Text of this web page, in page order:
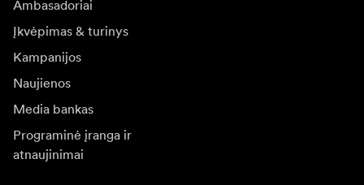
Ambasadoriai
Įkvėpimas & turinys
Kampanijos
Naujienos
Media bankas
Programinė įranga ir
atnaujinimai